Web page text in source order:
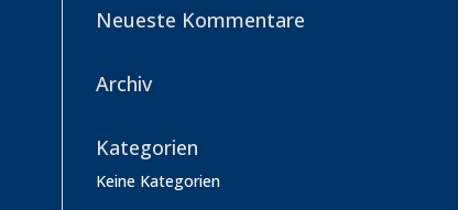
Neueste Kommentare
Archiv
Kategorien
Keine Kategorien